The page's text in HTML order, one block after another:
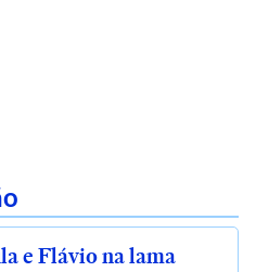
e Flávio na lama